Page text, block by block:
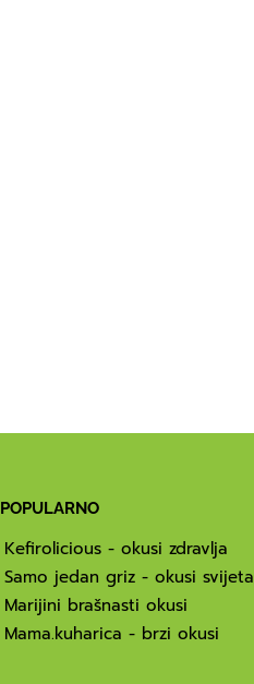
POPULARNO
Kefirolicious - okusi zdravlja
Samo jedan griz - okusi svijeta
Marijini brašnasti okusi
Mama.kuharica - brzi okusi